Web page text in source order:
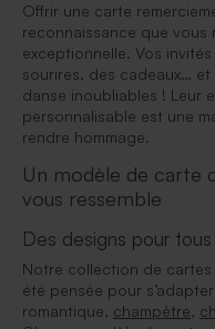
Offrir une carte
reconnaissance que
exceptionnelle. Vos
sourires, des cadeaux…
danse inoubliables ! Leur
personnalisable est une
rendre hommage.
Un modèle de carte
vous ressemble
Des designs pour
Notre collection de cartes
été pensée pour
romantique, champêtre,